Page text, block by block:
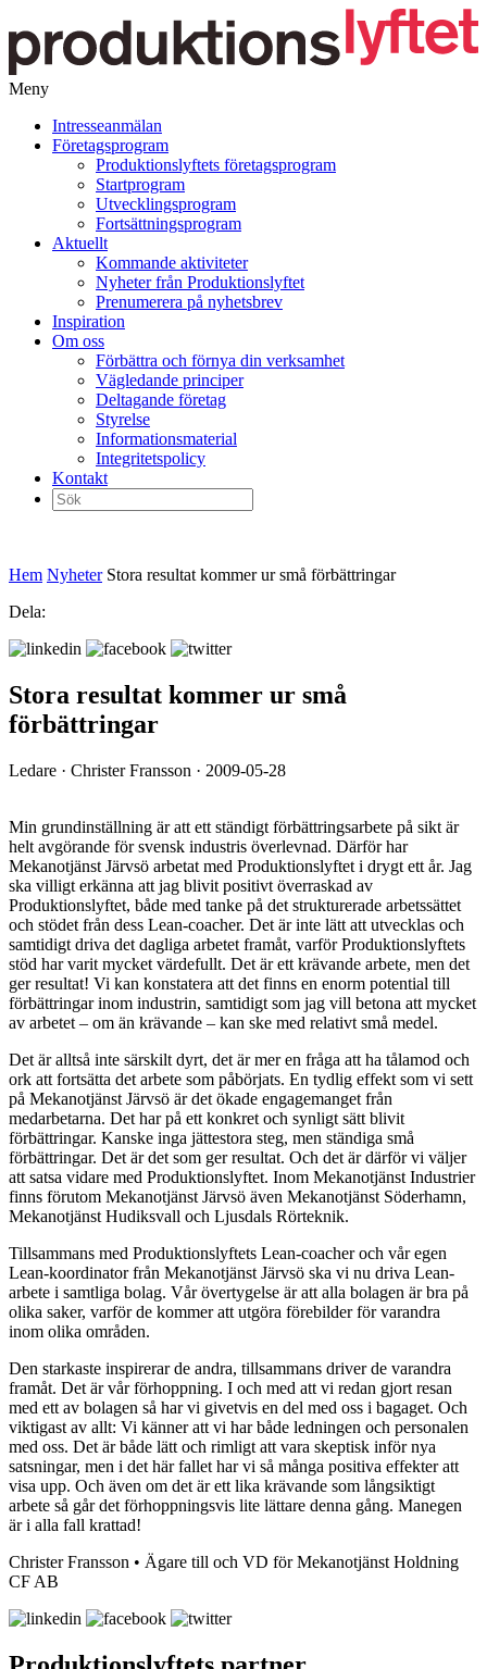
Meny
vidare
Intresseanmälan
Företagsprogram
Produktionslyftets företagsprogram
Startprogram
Utvecklingsprogram
Fortsättningsprogram
Aktuellt
Kommande aktiviteter
Nyheter från Produktionslyftet
Prenumerera på nyhetsbrev
Inspiration
Om oss
Förbättra och förnya din verksamhet
Vägledande principer
Deltagande företag
Styrelse
Informationsmaterial
Integritetspolicy
Kontakt
Sök
efter:
Hem Nyheter Stora resultat kommer ur små förbättringar
Dela:
Stora resultat kommer ur små
förbättringar
Ledare · Christer Fransson · 2009-05-28
Min grundinställning är att ett ständigt förbättringsarbete på sikt är
helt avgörande för svensk industris överlevnad. Därför har
Mekanotjänst Järvsö arbetat med Produktionslyftet i drygt ett år. Jag
ska villigt erkänna att jag blivit positivt överraskad av
Produktionslyftet, både med tanke på det strukturerade arbetssättet
och stödet från dess Lean-coacher. Det är inte lätt att utvecklas och
samtidigt driva det dagliga arbetet framåt, varför Produktionslyftets
stöd har varit mycket värdefullt. Det är ett krävande arbete, men det
ger resultat! Vi kan konstatera att det finns en enorm potential till
förbättringar inom industrin, samtidigt som jag vill betona att mycket
av arbetet – om än krävande – kan ske med relativt små medel.
Det är alltså inte särskilt dyrt, det är mer en fråga att ha tålamod och
ork att fortsätta det arbete som påbörjats. En tydlig effekt som vi sett
på Mekanotjänst Järvsö är det ökade engagemanget från
medarbetarna. Det har på ett konkret och synligt sätt blivit
förbättringar. Kanske inga jättestora steg, men ständiga små
förbättringar. Det är det som ger resultat. Och det är därför vi väljer
att satsa vidare med Produktionslyftet. Inom Mekanotjänst Industrier
finns förutom Mekanotjänst Järvsö även Mekanotjänst Söderhamn,
Mekanotjänst Hudiksvall och Ljusdals Rörteknik.
Tillsammans med Produktionslyftets Lean-coacher och vår egen
Lean-koordinator från Mekanotjänst Järvsö ska vi nu driva Lean-
arbete i samtliga bolag. Vår övertygelse är att alla bolagen är bra på
olika saker, varför de kommer att utgöra förebilder för varandra
inom olika områden.
Den starkaste inspirerar de andra, tillsammans driver de varandra
framåt. Det är vår förhoppning. I och med att vi redan gjort resan
med ett av bolagen så har vi givetvis en del med oss i bagaget. Och
viktigast av allt: Vi känner att vi har både ledningen och personalen
med oss. Det är både lätt och rimligt att vara skeptisk inför nya
satsningar, men i det här fallet har vi så många positiva effekter att
visa upp. Och även om det är ett lika krävande som långsiktigt
arbete så går det förhoppningsvis lite lättare denna gång. Manegen
är i alla fall krattad!
Christer Fransson • Ägare till och VD för Mekanotjänst Holdning
CF AB